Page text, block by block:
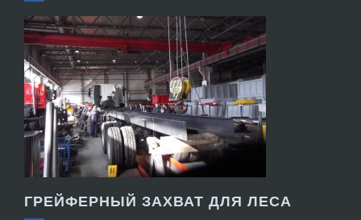
ГРЕЙФЕРНЫЙ ЗАХВАТ ДЛЯ ЛЕСА